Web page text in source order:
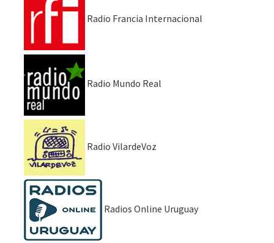
Radio Francia Internacional
Radio Mundo Real
Radio VilardeVoz
Radios Online Uruguay